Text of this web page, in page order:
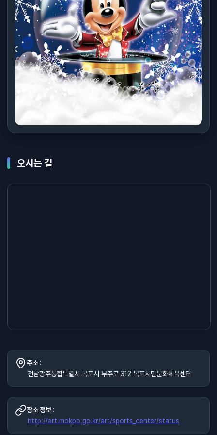
오시는 길
주소 :
전남광주통합특별시 목포시 부주로 312 목포시민문화체육센터
장소 정보 :
http://art.mokpo.go.kr/art/sports_center/status